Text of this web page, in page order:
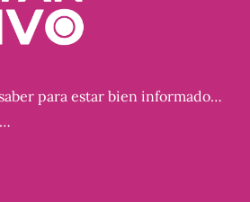
para estar bien informado…